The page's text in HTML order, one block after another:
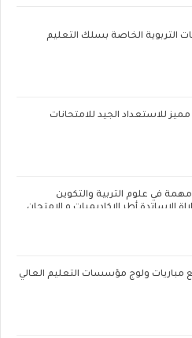
التربوية الخاصة بسلك التعليم
للاستعداد الجيد للامتحانات
في علوم التربية والتكوين
الاساتدة أطر الاكاديميات ‏و الامتحان
مباريات ولوج مؤسسات التعليم العالي